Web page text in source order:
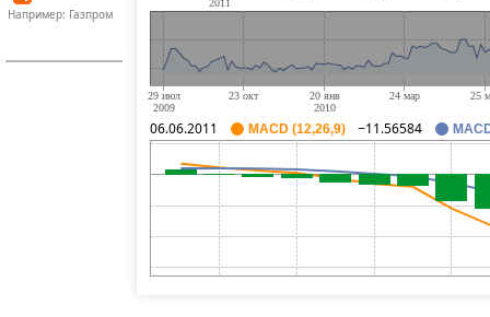
Например: Газпром
06.06.2011 MACD (12,26,9) −11.56584